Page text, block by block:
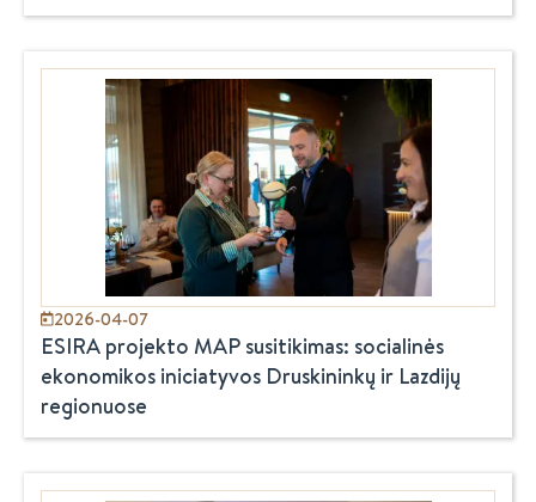
2026-04-07
ESIRA projekto MAP susitikimas: socialinės
ekonomikos iniciatyvos Druskininkų ir Lazdijų
regionuose